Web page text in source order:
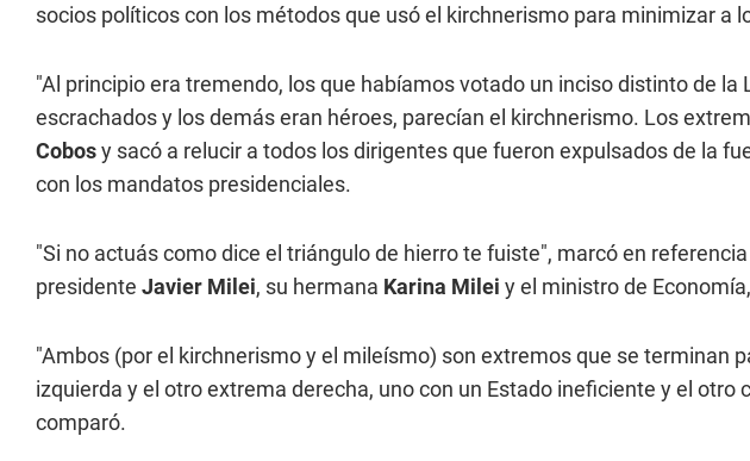
socios políticos con los métodos que usó el kirchnerismo para minimizar a
"Al principio era tremendo, los que habíamos votado un inciso distinto de la
escrachados y los demás eran héroes, parecían el kirchnerismo. Los
Cobosy sacó a relucir a todos los dirigentes que fueron expulsados de la
con los mandatos presidenciales.
"Si no actuás como dice el triángulo de hierro te fuiste", marcó en
presidente Javier Milei, su hermana Karina Milei y el ministro de Economía,
"Ambos (por el kirchnerismo y el mileísmo) son extremos que se terminan
izquierda y el otro extrema derecha, uno con un Estado ineficiente y el otro
comparó.